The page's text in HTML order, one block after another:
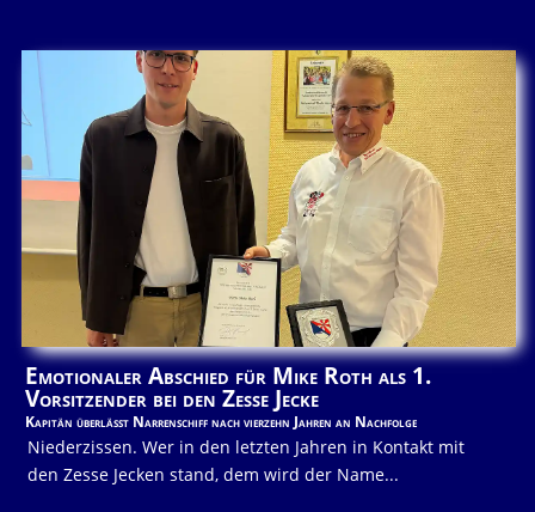
Emotionaler Abschied für Mike Roth als 1.
Vorsitzender bei den Zesse Jecke
Kapitän überlässt Narrenschiff nach vierzehn Jahren an Nachfolge
Niederzissen. Wer in den letzten Jahren in Kontakt mit
den Zesse Jecken stand, dem wird der Name...